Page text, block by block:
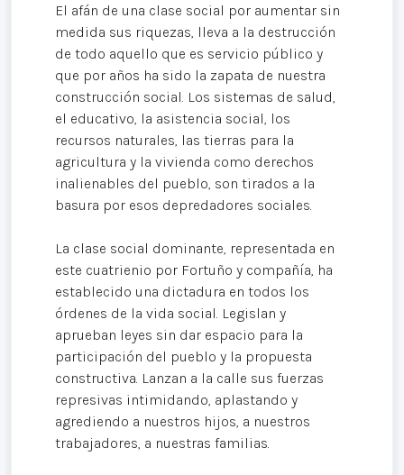
El afán de una clase social por aumentar sin
medida sus riquezas, lleva a la destrucción
de todo aquello que es servicio público y
que por años ha sido la zapata de nuestra
construcción social. Los sistemas de salud,
el educativo, la asistencia social, los
recursos naturales, las tierras para la
agricultura y la vivienda como derechos
inalienables del pueblo, son tirados a la
basura por esos depredadores sociales.
La clase social dominante, representada en
este cuatrienio por Fortuño y compañía, ha
establecido una dictadura en todos los
órdenes de la vida social. Legislan y
aprueban leyes sin dar espacio para la
participación del pueblo y la propuesta
constructiva. Lanzan a la calle sus fuerzas
represivas intimidando, aplastando y
agrediendo a nuestros hijos, a nuestros
trabajadores, a nuestras familias.